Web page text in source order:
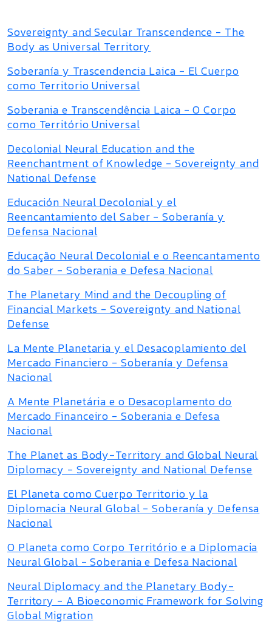
Sovereignty and Secular Transcendence - The
Body as Universal Territory
Soberanía y Trascendencia Laica - El Cuerpo
como Territorio Universal
Soberania e Transcendência Laica - O Corpo
como Território Universal
Decolonial Neural Education and the
Reenchantment of Knowledge - Sovereignty and
National Defense
Educación Neural Decolonial y el
Reencantamiento del Saber - Soberanía y
Defensa Nacional
Educação Neural Decolonial e o Reencantamento
do Saber - Soberania e Defesa Nacional
The Planetary Mind and the Decoupling of
Financial Markets - Sovereignty and National
Defense
La Mente Planetaria y el Desacoplamiento del
Mercado Financiero - Soberanía y Defensa
Nacional
A Mente Planetária e o Desacoplamento do
Mercado Financeiro - Soberania e Defesa
Nacional
The Planet as Body-Territory and Global Neural
Diplomacy - Sovereignty and National Defense
El Planeta como Cuerpo Territorio y la
Diplomacia Neural Global - Soberanía y Defensa
Nacional
O Planeta como Corpo Território e a Diplomacia
Neural Global - Soberania e Defesa Nacional
Neural Diplomacy and the Planetary Body-
Territory - A Bioeconomic Framework for Solving
Global Migration